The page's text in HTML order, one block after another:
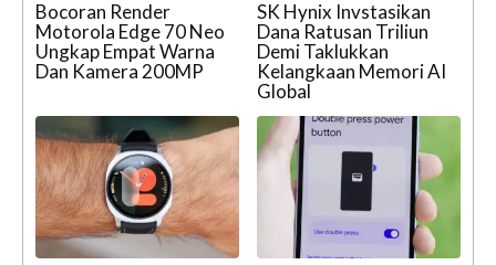
Bocoran Render
Motorola Edge 70 Neo
Ungkap Empat Warna
Dan Kamera 200MP
SK Hynix Invstasikan
Dana Ratusan Triliun
Demi Taklukkan
Kelangkaan Memori AI
Global